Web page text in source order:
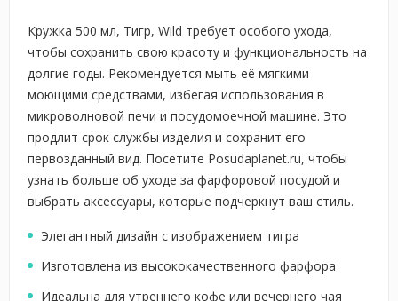
Кружка 500 мл, Тигр, Wild требует особого ухода,
чтобы сохранить свою красоту и функциональность на
долгие годы. Рекомендуется мыть её мягкими
моющими средствами, избегая использования в
микроволновой печи и посудомоечной машине. Это
продлит срок службы изделия и сохранит его
первозданный вид. Посетите Posudaplanet.ru, чтобы
узнать больше об уходе за фарфоровой посудой и
выбрать аксессуары, которые подчеркнут ваш стиль.
Элегантный дизайн с изображением тигра
Изготовлена из высококачественного фарфора
Идеальна для утреннего кофе или вечернего чая